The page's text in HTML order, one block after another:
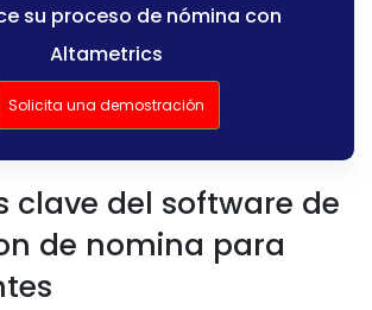
su proceso de nómina con
Altametrics
Solicita una demostración
clave del software de
de nomina para